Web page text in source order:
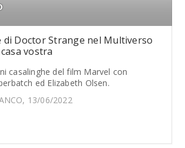
di Doctor Strange nel Multiverso
vostra
casalinghe del film Marvel con
ed Elizabeth Olsen.
13/06/2022